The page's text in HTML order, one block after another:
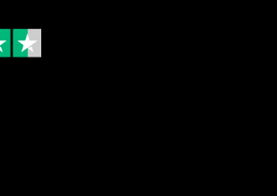
LG-GOLDSTAR TURBO 3400